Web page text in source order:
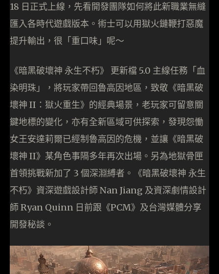
18 日正式上線，先看開發團隊如何將此新職業無縫
匯入各時代遊戲版本。術士可以用獄火鏈鞭打惡魔
提升輸出，很「重口味」呢～
《暗黑破壞神 永生不朽》 更新檔 5.0 主線任務「血
染明珠」，將玩家帶回魯高因地區，致敬《暗黑破
壞神 II：獄火重生》的經典場景，老玩家可留意關
鍵地標的變化，亦有全新區域可供探索，發現怨慟
女王安達莉爾已經制魯高因的危機，並讓《暗黑破
壞神 II》某角色事隔多年再次出場。另為地獄骨匣
首領挑戰新加了 3 個深淵縛者。《暗黑破壞神 永生
不朽》資深遊戲設計師 Nan Jiang 及資深劇情設計
師 Ryan Quinn 日前跟《PCM》及台灣媒體分享
開發秘談。